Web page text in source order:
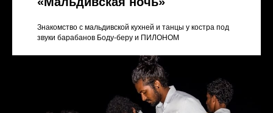
Знакомство с мальдивской кухней и танцы у костра под
звуки барабанов Боду-беру и ПИЛОНОМ